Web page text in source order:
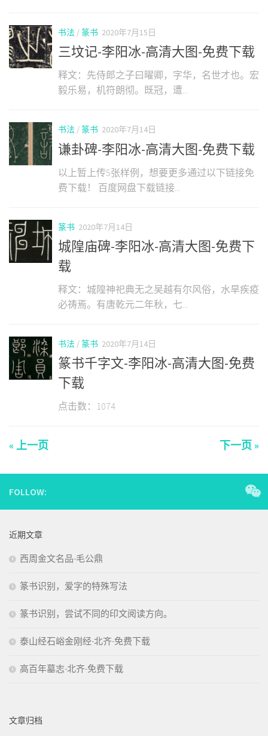
书法 / 篆书 2020年7月15日
三坟记-李阳冰-高清大图-免费下载
释文：先侍郎之子曰曜卿，字华，名世才也。宏
毅乐易，机符朗彻。既冠，遭...
书法 / 篆书 2020年7月14日
谦卦碑-李阳冰-高清大图-免费下载
以上暂上传5张样例，想要更多通过以下链接免
费下载！ 百度网盘下载链接...
篆书 2020年7月14日
城隍庙碑-李阳冰-高清大图-免费下
载
释文：城隍神祀典无之吴越有尔风俗，水旱疾疫
必祷焉。有唐乾元二年秋，七...
书法 / 篆书 2020年7月14日
篆书千字文-李阳冰-高清大图-免费
下载
点击数：1074
« 上一页 下一页 »
FOLLOW:
近期文章
西周金文名品-毛公鼎
篆书识别，爱字的特殊写法
篆书识别，尝试不同的印文阅读方向。
泰山经石峪金刚经-北齐-免费下载
高百年墓志-北齐-免费下载
文章归档